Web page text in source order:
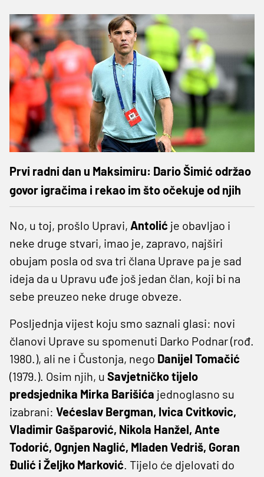
Prvi radni dan u Maksimiru: Dario Šimić održao
govor igračima i rekao im što očekuje od njih
No, u toj, prošlo Upravi, Antolić je obavljao i
neke druge stvari, imao je, zapravo, najširi
obujam posla od sva tri člana Uprave pa je sad
ideja da u Upravu uđe još jedan član, koji bi na
sebe preuzeo neke druge obveze.
Posljednja vijest koju smo saznali glasi: novi
članovi Uprave su spomenuti Darko Podnar (rođ.
1980.), ali ne i Čustonja, nego Danijel Tomačić
(1979.). Osim njih, u Savjetničko tijelo
predsjednika Mirka Barišića jednoglasno su
izabrani: Većeslav Bergman, Ivica Cvitkovic,
Vladimir Gašparović, Nikola Hanžel, Ante
Todorić, Ognjen Naglić, Mladen Vedriš, Goran
Đulić i Željko Marković . Tijelo će djelovati do